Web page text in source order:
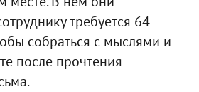
требуется 64
собраться с мыслями и
после прочтения